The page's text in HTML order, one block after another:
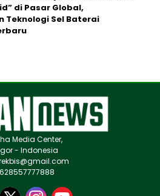
di Pasar Global,
Teknologi Sel Baterai
Media Center,
- Indonesia